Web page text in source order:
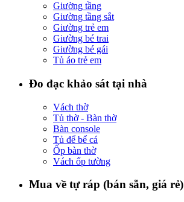
Giường tầng
Giường tầng sắt
Giường trẻ em
Giường bé trai
Giường bé gái
Tủ áo trẻ em
Đo đạc khảo sát tại nhà
Vách thờ
Tủ thờ - Bàn thờ
Bàn console
Tủ để bể cá
Ốp bàn thờ
Vách ốp tường
Mua về tự ráp (bán sẵn, giá rẻ)